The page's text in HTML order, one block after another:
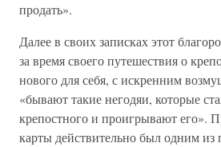
продать».
Далее в своих записках этот
за время своего путешествия о
нового для себя, с искренним
«бывают такие негодяи, которые
крепостного и проигрывают его».
карты действительно был одним из